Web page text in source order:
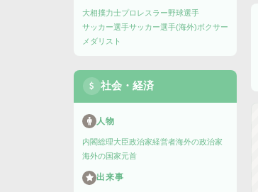
大相撲力士プロレスラー野球選手
サッカー選手サッカー選手(海外)ボクサー
メダリスト
社会・経済
人物
内閣総理大臣政治家経営者海外の政治家
海外の国家元首
出来事